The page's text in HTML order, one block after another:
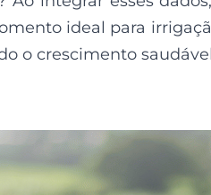
ideal para
o crescimento